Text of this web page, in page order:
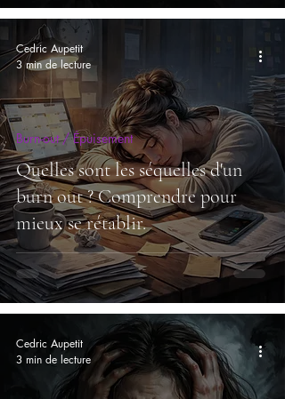
Quelles sont les séquelles d'un
burn out ? Comprendre pour
mieux se rétablir.
Burn-out / Épuisement
Cedric Aupetit
3 min de lecture
Cedric Aupetit
3 min de lecture